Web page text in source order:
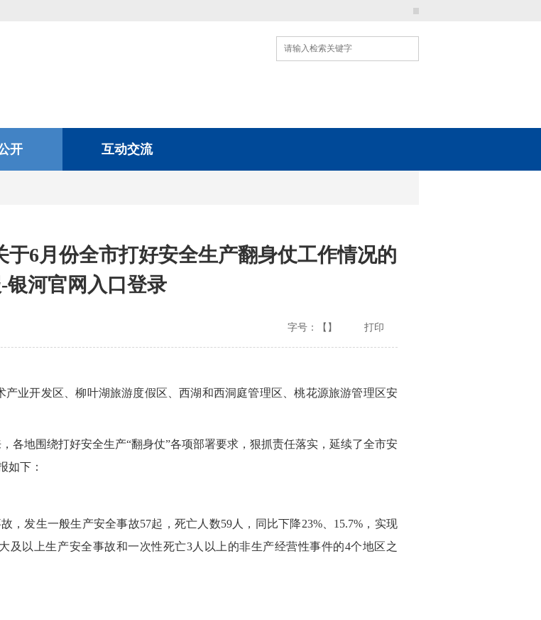
||||
开 互动交流
6月份全市打好安全生产翻身仗工作情况的
银河官网入口登录
字号：【】 打印
业开发区、柳叶湖旅游度假区、西湖和西洞庭管理区、桃花源旅游管理区安
各地围绕打好安全生产“翻身仗”各项部署要求，狠抓责任落实，延续了全市安
如下：
，发生一般生产安全事故57起，死亡人数59人，同比下降23%、15.7%，实现
及以上生产安全事故和一次性死亡3人以上的非生产经营性事件的4个地区之